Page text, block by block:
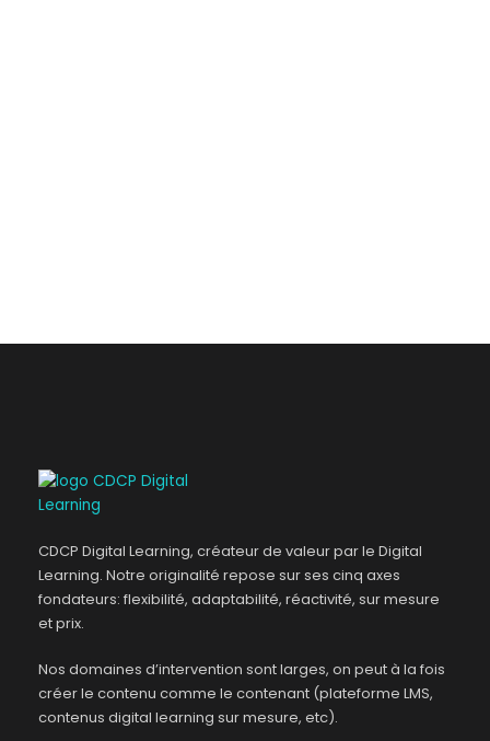
CDCP Digital Learning, créateur de valeur par le Digital
Learning. Notre originalité repose sur ses cinq axes
fondateurs: flexibilité, adaptabilité, réactivité, sur mesure
et prix.
Nos domaines d’intervention sont larges, on peut à la fois
créer le contenu comme le contenant (plateforme LMS,
contenus digital learning sur mesure, etc).